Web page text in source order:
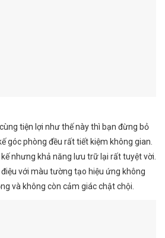
tiện lợi như thế này thì bạn đừng bỏ
góc phòng đều rất tiết kiệm không gian.
nhưng khả năng lưu trữ lại rất tuyệt vời.
với màu tường tạo hiệu ứng không
và không còn cảm giác chật chội.